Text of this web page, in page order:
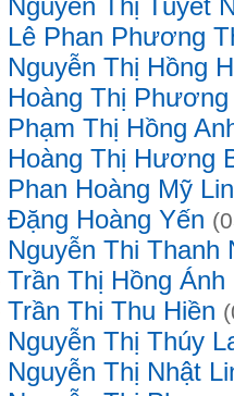
Nguyễn Thị Tuyết
Lê Phan Phương
Nguyễn Thị Hồng
Hoàng Thị Phương
Phạm Thị Hồng
Hoàng Thị Hương
Phan Hoàng Mỹ
Đặng Hoàng Yến
Nguyễn Thi Thanh
Trần Thị Hồng Ánh
Trần Thi Thu Hiền
Nguyễn Thị Thúy
Nguyễn Thị Nhật